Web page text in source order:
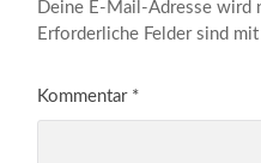
Deine E-Mail-Adresse wird
Erforderliche Felder sind mit
Kommentar *